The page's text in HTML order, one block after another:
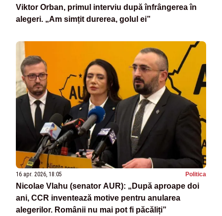
Viktor Orban, primul interviu după înfrângerea în
alegeri. „Am simțit durerea, golul ei”
16 apr. 2026, 18:05 Politica
Nicolae Vlahu (senator AUR): „După aproape doi
ani, CCR inventează motive pentru anularea
alegerilor. Românii nu mai pot fi păcăliți”